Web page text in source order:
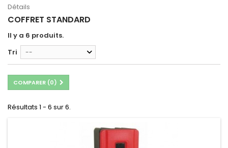
Détails
COFFRET STANDARD
Il y a 6 produits.
Tri
--
COMPARER (0)
Résultats 1 - 6 sur 6.